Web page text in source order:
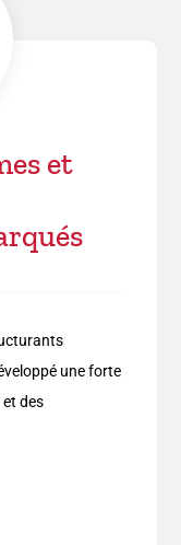
et
une forte
des